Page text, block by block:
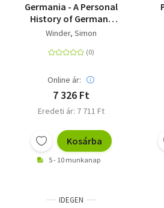
Germania - A Personal
History of Germans
Ancient and Modern
Winder, Simon
Online ár:
7 326 Ft
Eredeti ár: 7 711 Ft
Kosárba
5 - 10 munkanap
IDEGEN